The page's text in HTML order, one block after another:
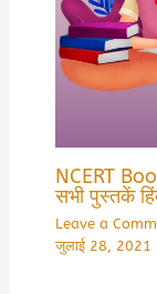
NCERT
सभी पुस्तकें
Leave a
जुलाई 28, 2021